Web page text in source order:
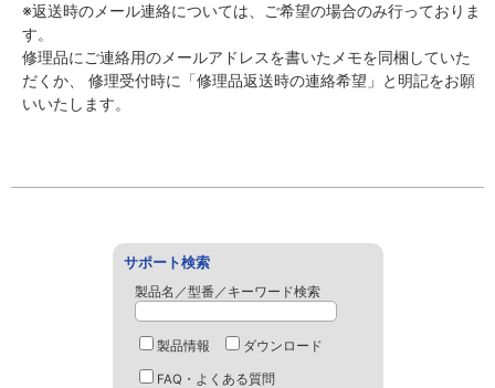
※返送時のメール連絡については、ご希望の場合のみ行っておりま
す。
修理品にご連絡用のメールアドレスを書いたメモを同梱していた
だくか、 修理受付時に「修理品返送時の連絡希望」と明記をお願
いいたします。
サポート検索
製品名／型番／キーワード検索
製品情報 ダウンロード
FAQ・よくある質問